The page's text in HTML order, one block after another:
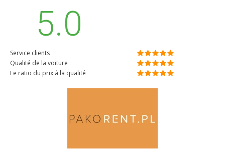
outstanding service. Thank you, and I look forward to using
your services again in the future! Mariola
5.0
Service clients
Qualité de la voiture
Le ratio du prix à la qualité